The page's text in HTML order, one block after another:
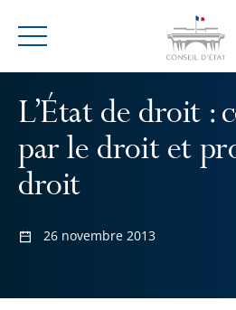
Menu
L’État de droit :
par le droit et
droit
26 novembre 2013